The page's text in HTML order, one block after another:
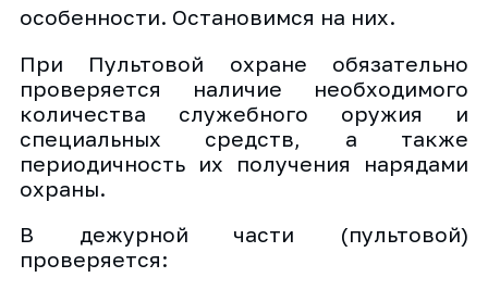
особенности. Остановимся на них.
При Пультовой охране обязательно
проверяется наличие необходимого
количества служебного оружия и
специальных средств, а также
периодичность их получения нарядами
охраны.
В дежурной части (пультовой)
проверяется: